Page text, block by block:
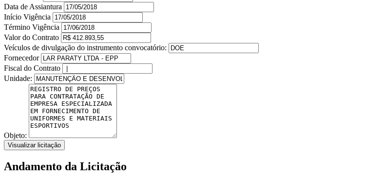
Data de Assiantura
Início Vigência
Término Vigência
Valor do Contrato
Veículos de divulgação do instrumento convocatório:
Fornecedor
Fiscal do Contrato
Unidade:
Objeto:
Visualizar licitação
Andamento da Licitação